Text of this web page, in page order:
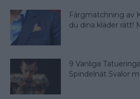
Färgmatchning av
du dina kläder rätt!
9 Vanliga
Spindelnät Svalor